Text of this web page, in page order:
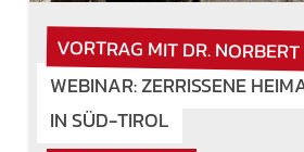
VORTRAG MIT DR.
WEBINAR: ZERRISSENE
IN SÜD-TIROL